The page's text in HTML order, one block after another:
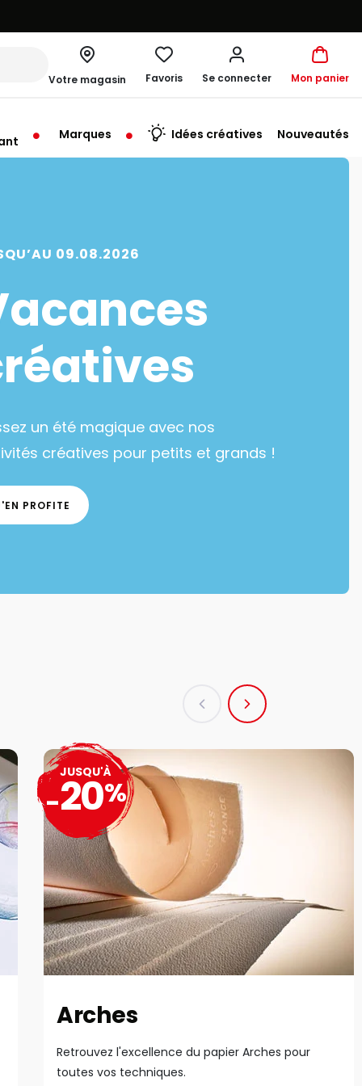
Votre magasin
à 10:00
Favoris Se connecter Mon panier
Marques Idées créatives Nouveautés
09.08.2026
un été magique avec nos
créatives pour petits et grands !
PROFITE
Arches
Retrouvez l'excellence du papier Arches pour
toutes vos techniques.
JUSQU'À
-20%